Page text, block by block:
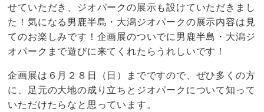
せていただき、ジオパークの展示も設けていただきまし
た！気になる男鹿半島・大潟ジオパークの展示内容は見
てのお楽しみです！企画展のついでに男鹿半島・大潟ジ
オパークまで遊びに来てくれたらうれしいです！
企画展は６月２８日（日）までですので、ぜひ多くの方
に、足元の大地の成り立ちとジオパークについて知って
いただけたらなと思っています。